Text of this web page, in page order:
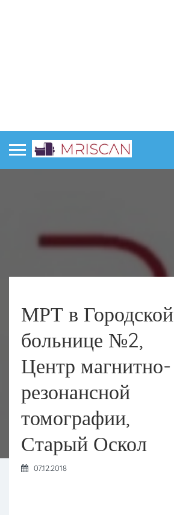
МРТ в Городской
больнице №2,
Центр магнитно-
резонансной
томографии,
Старый Оскол
07.12.2018